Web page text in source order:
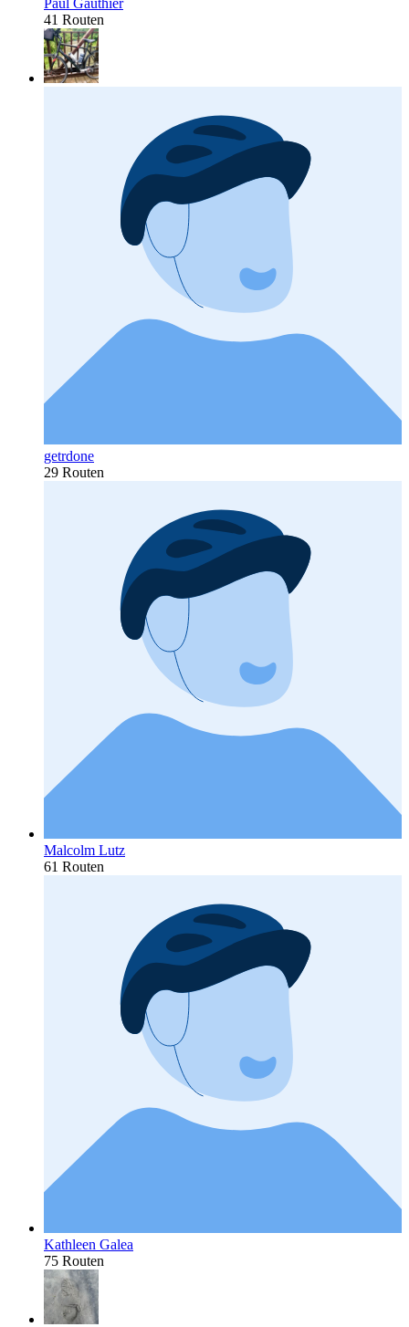
Paul Gauthier
41 Routen
getrdone
29 Routen
Malcolm Lutz
61 Routen
Kathleen Galea
75 Routen